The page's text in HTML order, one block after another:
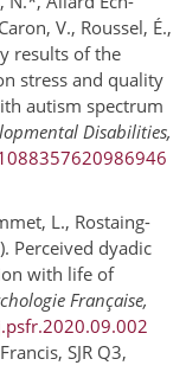
V., Roussel, É.,
results of the
stress and quality
autism spectrum
Disabilities,
L., Rostaing-
Perceived dyadic
with life of
Française,
SJR Q3,